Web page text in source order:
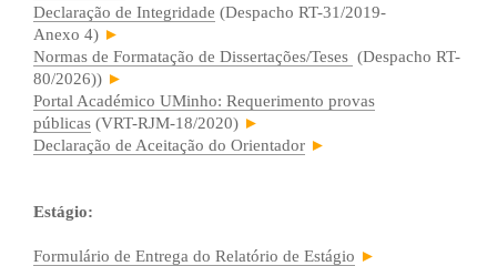
Declaração de Integridade (Despacho RT-31/2019-
Anexo 4) ►
Normas de Formatação de Dissertações/Teses (Despacho RT-
80/2026)) ►
Portal Académico UMinho: Requerimento provas
públicas (VRT-RJM-18/2020) ►
Declaração de Aceitação do Orientador ►
Estágio:
Formul​ário de Entrega do Relatório de Estágio ►